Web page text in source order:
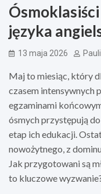
języka
13 maja 2026
Maj to miesiąc, który
czasem intensywnych
egzaminami
ósmych przystępują
etap ich edukacji.
nowożytnego, z
Jak przygotowani są
to kluczowe